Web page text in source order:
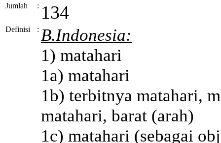
Jumlah : 134
Definisi : B.Indonesia:
1) matahari
1a) matahari
1b) terbitnya matahari,
matahari, barat (arah)
1c) matahari (sebagai